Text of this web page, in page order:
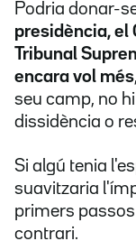
Podria donar-
presidència, el
Tribunal
encara vol més
seu camp, no
dissidència o
Si algú tenia
suavitzaria
primers
contrari.